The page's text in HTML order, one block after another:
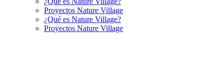
Proyectos Nature Village
¿Qué es Nature Village?
Proyectos Nature Village